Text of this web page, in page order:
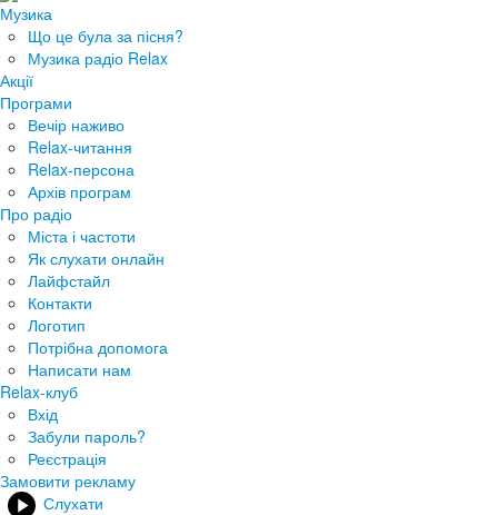
Музика
Що це була за пісня?
Музика радіо Relax
Акції
Програми
Вечір наживо
Relax-читання
Relax-персона
Архів програм
Про радіо
Міста і частоти
Як слухати онлайн
Лайфстайл
Контакти
Логотип
Потрібна допомога
Написати нам
Relax-клуб
Вхід
Забули пароль?
Реєстрація
Замовити рекламу
Слухати